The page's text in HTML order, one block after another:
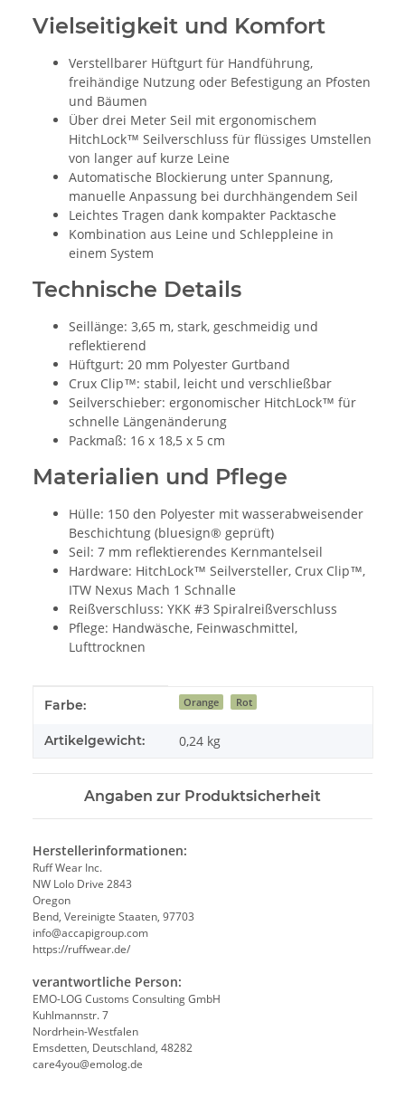
Vielseitigkeit und Komfort
Verstellbarer Hüftgurt für Handführung,
freihändige Nutzung oder Befestigung an Pfosten
und Bäumen
Über drei Meter Seil mit ergonomischem
HitchLock™ Seilverschluss für flüssiges Umstellen
von langer auf kurze Leine
Automatische Blockierung unter Spannung,
manuelle Anpassung bei durchhängendem Seil
Leichtes Tragen dank kompakter Packtasche
Kombination aus Leine und Schleppleine in
einem System
Technische Details
Seillänge: 3,65 m, stark, geschmeidig und
reflektierend
Hüftgurt: 20 mm Polyester Gurtband
Crux Clip™: stabil, leicht und verschließbar
Seilverschieber: ergonomischer HitchLock™ für
schnelle Längenänderung
Packmaß: 16 x 18,5 x 5 cm
Materialien und Pflege
Hülle: 150 den Polyester mit wasserabweisender
Beschichtung (bluesign® geprüft)
Seil: 7 mm reflektierendes Kernmantelseil
Hardware: HitchLock™ Seilversteller, Crux Clip™,
ITW Nexus Mach 1 Schnalle
Reißverschluss: YKK #3 Spiralreißverschluss
Pflege: Handwäsche, Feinwaschmittel,
Lufttrocknen
Produkteigenschaft
Wert
Farbe: Orange Rot
Artikelgewicht: 0,24 kg
Angaben zur Produktsicherheit
Herstellerinformationen:
Ruff Wear Inc.
NW Lolo Drive 2843
Oregon
Bend, Vereinigte Staaten, 97703
info@accapigroup.com
https://ruffwear.de/
verantwortliche Person:
EMO-LOG Customs Consulting GmbH
Kuhlmannstr. 7
Nordrhein-Westfalen
Emsdetten, Deutschland, 48282
care4you@emolog.de